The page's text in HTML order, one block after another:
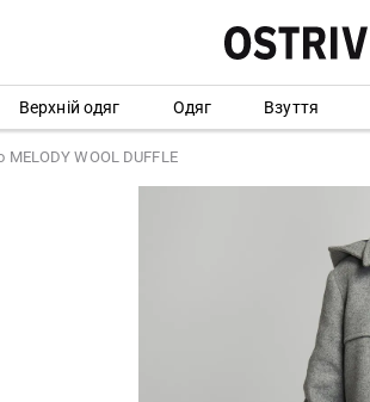
Верхній одяг Одяг Взуття
MELODY WOOL DUFFLE